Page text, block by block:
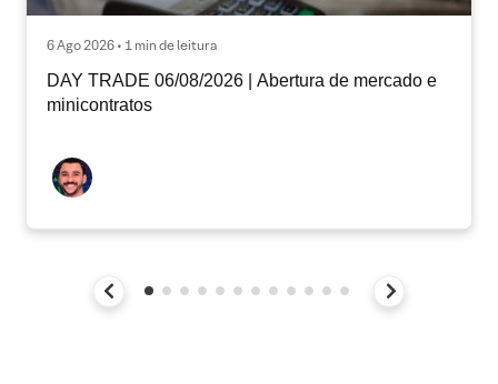
6 Ago 2026 • 1 min de leitura
DAY TRADE 06/08/2026 | Abertura de mercado e
minicontratos